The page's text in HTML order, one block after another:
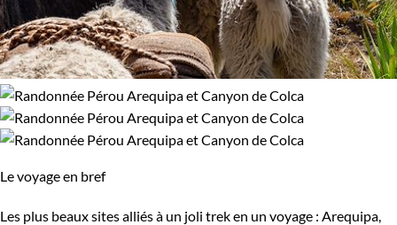
Le voyage en bref
Les plus beaux sites alliés à un joli trek en un voyage : Arequipa,